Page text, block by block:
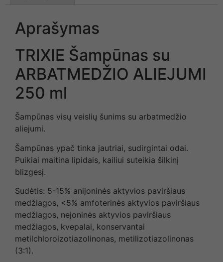
Aprašymas
TRIXIE Šampūnas su
ARBATMEDŽIO ALIEJUMI
250 ml
Šampūnas visų veislių šunims su arbatmedžio
aliejumi.
Šampūnas ypač tinka jautriai, sudirgintai odai.
Puikiai maitina lipidais, kailiui suteikia šilkinį
blizgesį.
Sudėtis: 5-15% anijoninės aktyvios paviršiaus
medžiagos, <5% amfoterinės aktyvios paviršiaus
medžiagos, nejoninės aktyvios paviršiaus
medžiagos, kvepalai, konservantai
metilchloroizotiazolinonas, metilizotiazolinonas
(3:1).